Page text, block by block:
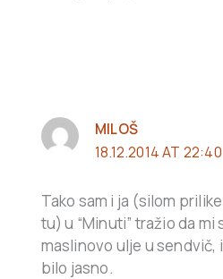
MILOŠ
18.12.2014 AT 22:40
Tako sam i ja (silom
tu) u “Minuti” tražio da mi
maslinovo ulje u sendvič,
bilo jasno.